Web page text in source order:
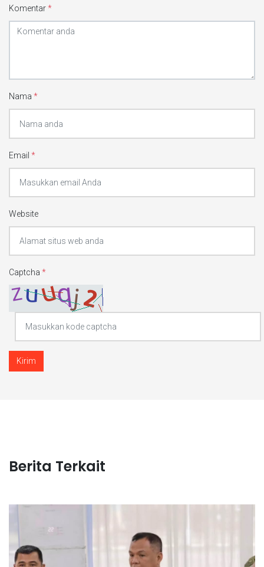
Komentar*
Nama *
Email *
Website
Captcha *
Kirim
Berita Terkait